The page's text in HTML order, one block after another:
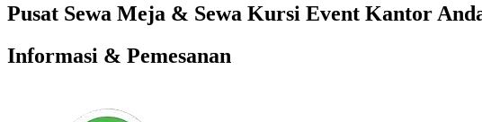
Pusat Sewa Meja & Sewa Kursi Event Kantor
Informasi & Pemesanan